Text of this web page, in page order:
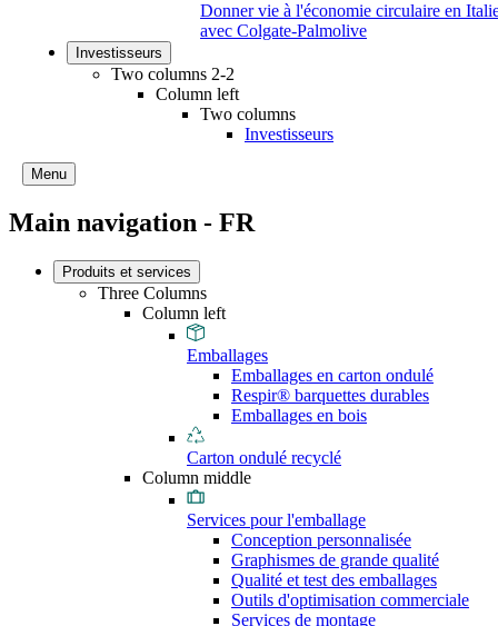
Donner vie à l'économie circulaire en
avec Colgate-Palmolive
Investisseurs
Two columns 2-2
Column left
Two columns
Investisseurs
Menu
Main navigation - FR
Produits et services
Three Columns
Column left
Emballages
Emballages en carton ondulé
Respir® barquettes durables
Emballages en bois
Carton ondulé recyclé
Column middle
Services pour l'emballage
Conception personnalisée
Graphismes de grande qualité
Qualité et test des emballages
Outils d'optimisation commerciale
Services de montage